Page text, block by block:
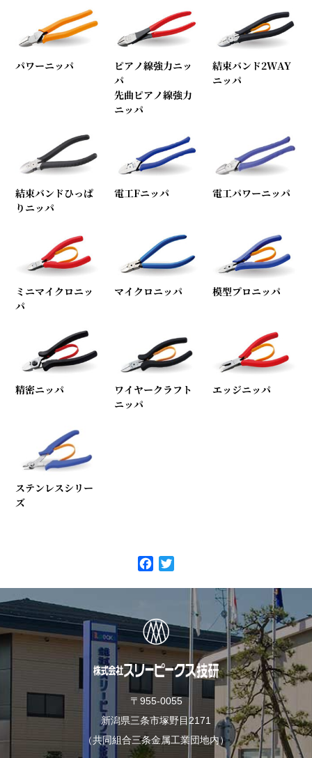
パワーニッパ
ピアノ線強力ニッ
パ
先曲ピアノ線強力
ニッパ
結束バンド2WAY
ニッパ
結束バンドひっぱ
りニッパ
電工Fニッパ 電工パワーニッパ
ミニマイクロニッ
パ
マイクロニッパ 模型プロニッパ
精密ニッパ
ワイヤークラフト
ニッパ
エッジニッパ
ステンレスシリー
ズ
b
o
k
t
e
〒955-0055
新潟県三条市塚野目2171
（共同組合三条金属工業団地内）